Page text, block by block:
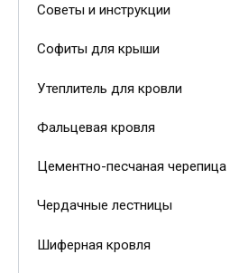
Советы и инструкции
Софиты для крыши
Утеплитель для кровли
Фальцевая кровля
Цементно-песчаная черепица
Чердачные лестницы
Шиферная кровля